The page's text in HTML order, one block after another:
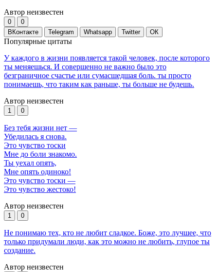
Автор неизвестен
0
0
ВКонтакте
Telegram Whatsapp Twitter ОК
Популярные цитаты
У каждого в жизни появляется такой человек, после которого
ты меняешься. И совершенно не важно было это
безграничное счастье или сумасшедшая боль. ты просто
понимаешь, что таким как раньше, ты больше не будешь.
Автор неизвестен
1 0
Без тебя жизни нет —
Убедилась я снова.
Это чувство тоски
Мне до боли знакомо.
Ты уехал опять,
Мне опять одиноко!
Это чувство тоски —
Это чувство жестоко!
Автор неизвестен
1 0
Не понимаю тех, кто не любит сладкое. Боже, это лучшее, что
только придумали люди, как это можно не любить, глупое ты
создание.
Автор неизвестен